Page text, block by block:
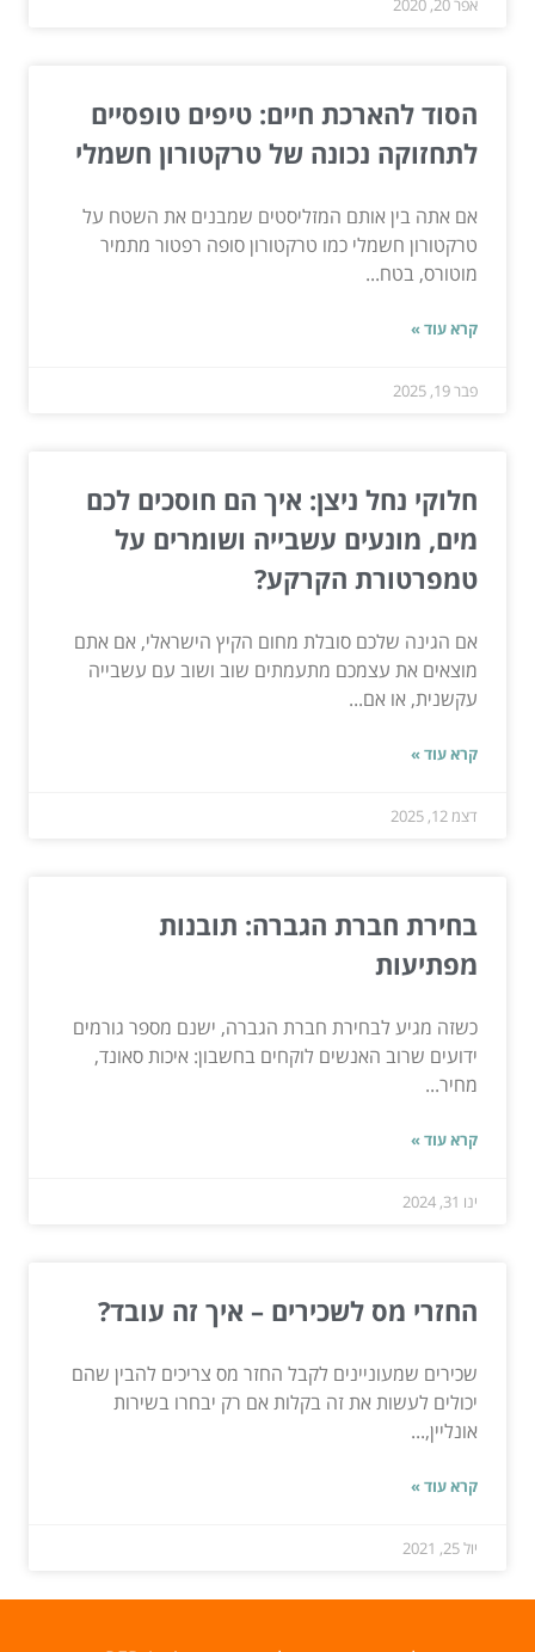
אפר 20, 2020
הסוד להארכת חיים: טיפים טופסיים
לתחזוקה נכונה של טרקטורון חשמלי
אם אתה בין אותם המזליסטים שמבנים את השטח על
טרקטורון חשמלי כמו טרקטורון סופה רפטור מתמיר
מוטורס, בטח...
קרא עוד »
פבר 19, 2025
חלוקי נחל ניצן: איך הם חוסכים לכם
מים, מונעים עשבייה ושומרים על
טמפרטורת הקרקע?
אם הגינה שלכם סובלת מחום הקיץ הישראלי, אם אתם
מוצאים את עצמכם מתעמתים שוב ושוב עם עשבייה
עקשנית, או אם...
קרא עוד »
דצמ 12, 2025
בחירת חברת הגברה: תובנות
מפתיעות
כשזה מגיע לבחירת חברת הגברה, ישנם מספר גורמים
ידועים שרוב האנשים לוקחים בחשבון: איכות סאונד,
מחיר...
קרא עוד »
ינו 31, 2024
החזרי מס לשכירים – איך זה עובד?
שכירים שמעוניינים לקבל החזר מס צריכים להבין שהם
יכולים לעשות את זה בקלות אם רק יבחרו בשירות
אונליין,...
קרא עוד »
יול 25, 2021